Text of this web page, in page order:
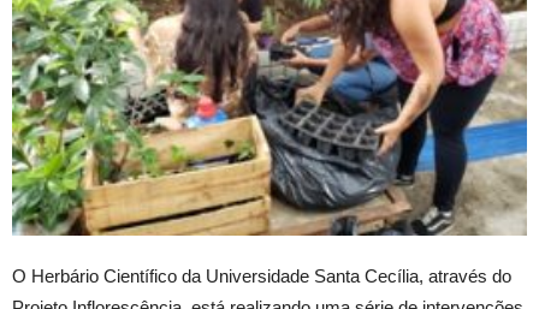
O Herbário Científico da Universidade Santa Cecília, através do